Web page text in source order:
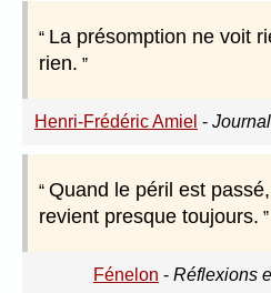
La présomption ne voit
rien.
Henri-Frédéric Amiel -
Quand le péril est
revient presque toujours.
Fénelon - Réflexions